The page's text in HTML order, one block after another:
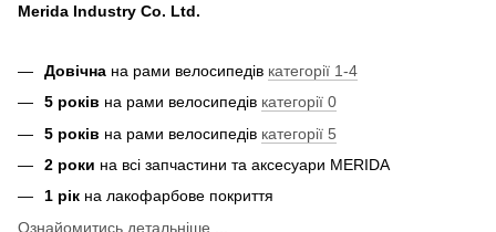
Merida Industry Co. Ltd.
Довічна на рами велосипедів категорії 1-4
5 років на рами велосипедів категорії 0
5 років на рами велосипедів категорії 5
2 роки на всі запчастини та аксесуари MERIDA
1 рік на лакофарбове покриття
Ознайомитись детальніше ...